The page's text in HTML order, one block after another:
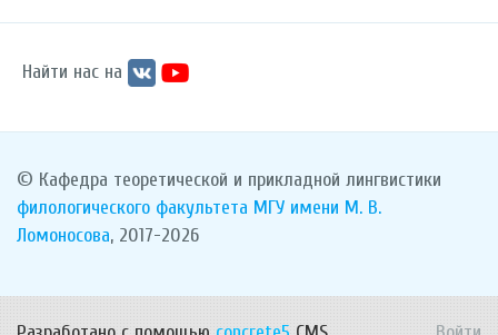
Найти нас на
© Кафедра теоретической и прикладной лингвистики
филологического факультета МГУ имени М. В.
Ломоносова, 2017-2026